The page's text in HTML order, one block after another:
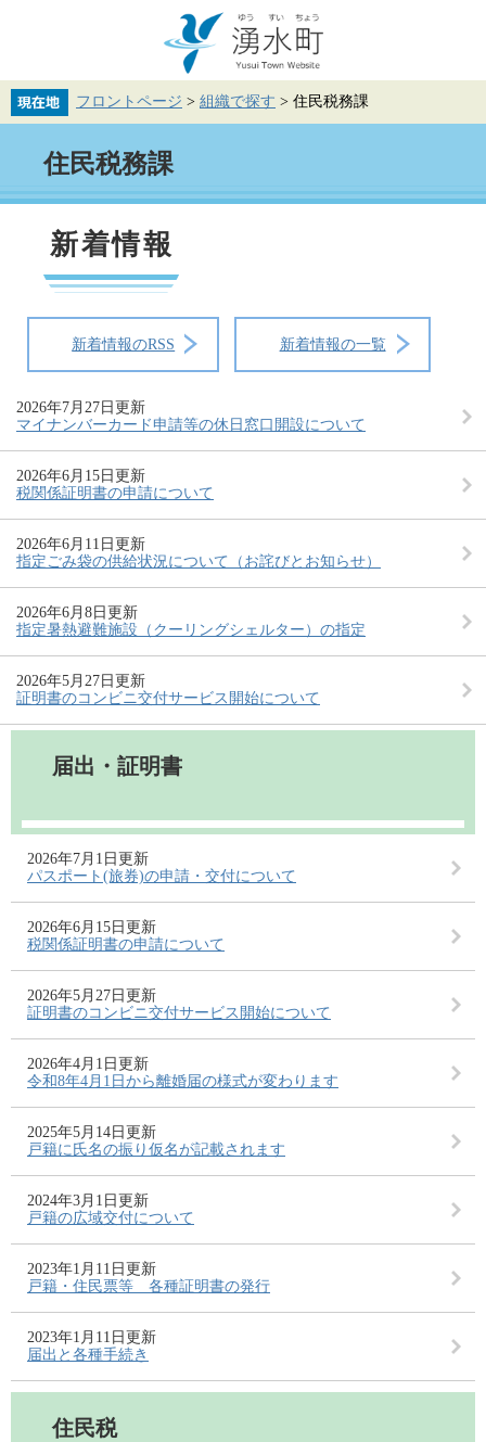
先
で
を
ば
文
フロントページ > 組織で探す > 住民税務課
住民税務課
新着情報
新着情報のRSS 新着情報の一覧
2026年7月27日更新
マイナンバーカード申請等の休日窓口開設について
2026年6月15日更新
税関係証明書の申請について
2026年6月11日更新
指定ごみ袋の供給状況について（お詫びとお知らせ）
2026年6月8日更新
指定暑熱避難施設（クーリングシェルター）の指定
2026年5月27日更新
証明書のコンビニ交付サービス開始について
届出・証明書
2026年7月1日更新
パスポート(旅券)の申請・交付について
2026年6月15日更新
税関係証明書の申請について
2026年5月27日更新
証明書のコンビニ交付サービス開始について
2026年4月1日更新
令和8年4月1日から離婚届の様式が変わります
2025年5月14日更新
戸籍に氏名の振り仮名が記載されます
2024年3月1日更新
戸籍の広域交付について
2023年1月11日更新
戸籍・住民票等 各種証明書の発行
2023年1月11日更新
届出と各種手続き
住民税